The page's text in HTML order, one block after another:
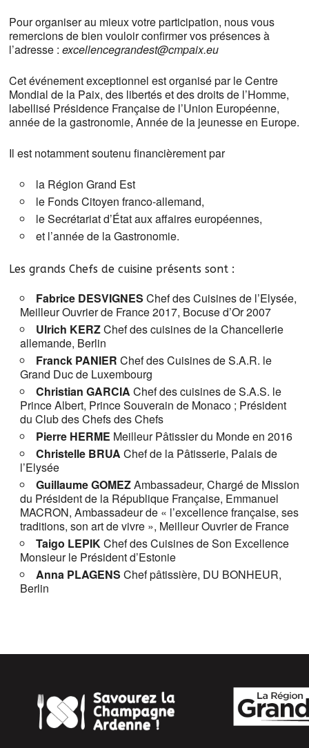
Pour organiser au mieux votre participation, nous vous
remercions de bien vouloir confirmer vos présences à
l’adresse :excellencegrandest@cmpaix.eu
Cet événement exceptionnel est organisé par le Centre
Mondial de la Paix, des libertés et des droits de l’Homme,
labellisé Présidence Française de l’Union Européenne,
année de la gastronomie, Année de la jeunesse en Europe.
Il est notamment soutenu financièrement par
la Région Grand Est
le Fonds Citoyen franco-allemand,
le Secrétariat d’État aux affaires européennes,
et l’année de la Gastronomie.
Les grands Chefs de cuisine présents sont :
Fabrice DESVIGNES Chef des Cuisines de l’Elysée,
Meilleur Ouvrier de France 2017, Bocuse d’Or 2007
Ulrich KERZChef des cuisines de la Chancellerie
allemande, Berlin
Franck PANIER Chef des Cuisines de S.A.R. le
Grand Duc de Luxembourg
Christian GARCIA Chef des cuisines de S.A.S. le
Prince Albert, Prince Souverain de Monaco ; Président
du Club des Chefs des Chefs
Pierre HERME Meilleur Pâtissier du Monde en 2016
Christelle BRUA Chef de la Pâtisserie, Palais de
l’Elysée
Guillaume GOMEZAmbassadeur, Chargé de Mission
du Président de la République Française, Emmanuel
MACRON, Ambassadeur de « l’excellence française, ses
traditions, son art de vivre », Meilleur Ouvrier de France
Taigo LEPIKChef des Cuisines de Son Excellence
Monsieur le Président d’Estonie
Anna PLAGENS Chef pâtissière, DU BONHEUR,
Berlin